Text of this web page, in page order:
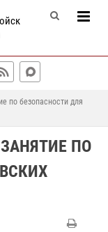
по безопасности для
ПО